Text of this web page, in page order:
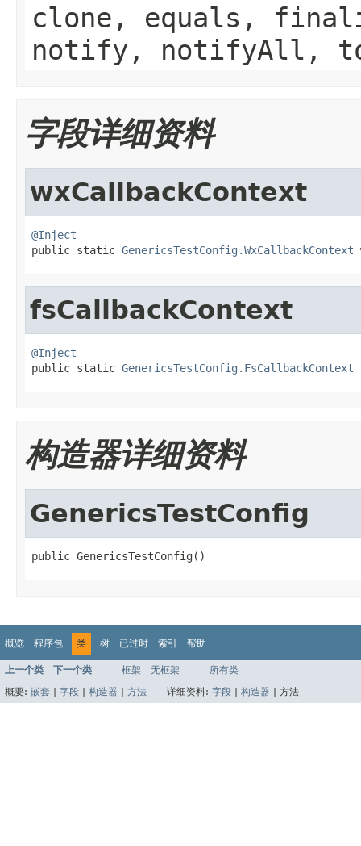
clone, equals,
notify, notifyAll,
字段详细资料
wxCallbackContext
@Inject
public static GenericsTestConfig.WxCallbackContext
fsCallbackContext
@Inject
public static GenericsTestConfig.FsCallbackContext
构造器详细资料
GenericsTestConfig
public GenericsTestConfig()
概览 程序包 类 树 已过时 索引 帮助
上一个类 下一个类 框架 无框架
所有类
概要: 嵌套 字段 构造器 方法 详细资料: 字段 构造器 方法